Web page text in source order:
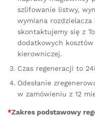
szlifowanie listwy,
wymiana
skontaktujemy się z
dodatkowych
kierowniczej.
Czas regeneracji to
Odesłanie
w zamówieniu z 12
*Zakres podstawowy